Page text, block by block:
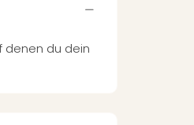
denen du dein